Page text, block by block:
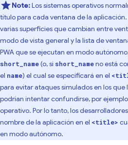
Note:Los sistemas operativos
título para cada ventana de la aplicación.
varias superficies que cambian entre
modo de vista general y la lista de
PWA que se ejecutan en modo
short_name(o, si short_nameno está
el name) el cual se especificará en el
para evitar ataques simulados en los
podrían intentar confundirse, por
operativo. Por lo tanto, los desarrolladores
nombre de la aplicación en el <title>
en modo autónomo.